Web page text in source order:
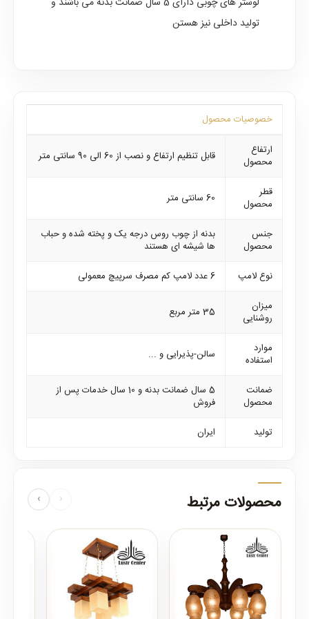
تولید داخلی نیز هستن
خصوصیات محصول
ارتفاع
محصول
قابل تنظیم ارتفاع و نصب از 60 الی 90 سانتی متر
قطر
محصول
60 سانتی متر
جنس
محصول
بدنه از چوب روس درجه یک و پخته شده و حباب
ها شیشه ای هستند
نوع لامپ
6 عدد لامپ کم مصرف سرپیچ معمولی
میزان
روشنایی
35 متر مربع
موارد
استفاده
سالن-پذیرایی و ...
ضمانت
محصول
5 سال ضمانت بدنه و 10 سال خدمات پس از
فروش
تولید
ایران
محصولات مرتبط ‹
›